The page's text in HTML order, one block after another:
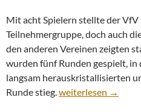
Mit acht Spielern stellte der
Teilnehmergruppe, doch auch
den anderen Vereinen zeigten
wurden fünf Runden gespielt, in
langsam herauskristallisierten
Runde stieg.Rekordbeteiligung
weiterlesen →